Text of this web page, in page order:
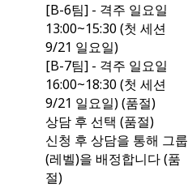
[B-6팀] - 격주 일요일
13:00~15:30 (첫 세션
9/21 일요일)
[B-7팀] - 격주 일요일
16:00~18:30 (첫 세션
9/21 일요일) (품절)
상담 후 선택 (품절)
신청 후 상담을 통해 그룹
(레벨)을 배정합니다 (품
절)